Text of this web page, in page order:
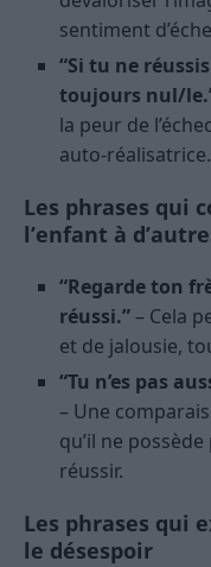
sentiment
“Si tu ne
toujours nul/
la peur de
auto-réalisatrice.
Les phrases qui
l’enfant à
“Regarde ton
réussi.” – Cela
et de jalousie,
“Tu n’es pas
– Une
qu’il ne
réussir.
Les phrases qui
le désespoir